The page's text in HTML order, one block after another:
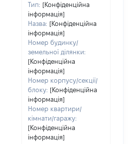
Тип: [Конфіденційна
інформація]
Назва: [Конфіденційна
інформація]
Номер будинку/
земельної ділянки:
[Конфіденційна
інформація]
Номер корпусу/секції/
блоку: [Конфіденційна
інформація]
Номер квартири/
кімнати/гаражу:
[Конфіденційна
інформація]